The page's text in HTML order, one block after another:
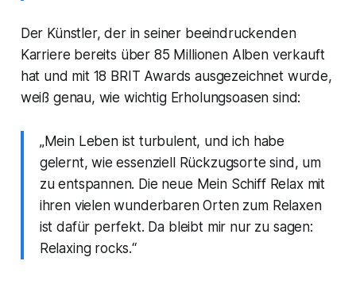
Der Künstler, der in seiner beeindruckenden
Karriere bereits über 85 Millionen Alben verkauft
hat und mit 18 BRIT Awards ausgezeichnet wurde,
weiß genau, wie wichtig Erholungsoasen sind:
„Mein Leben ist turbulent, und ich habe
gelernt, wie essenziell Rückzugsorte sind, um
zu entspannen. Die neue Mein Schiff Relaxmit
ihren vielen wunderbaren Orten zum Relaxen
ist dafür perfekt. Da bleibt mir nur zu sagen:
Relaxing rocks.“